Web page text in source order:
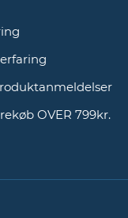
OVER 799kr.